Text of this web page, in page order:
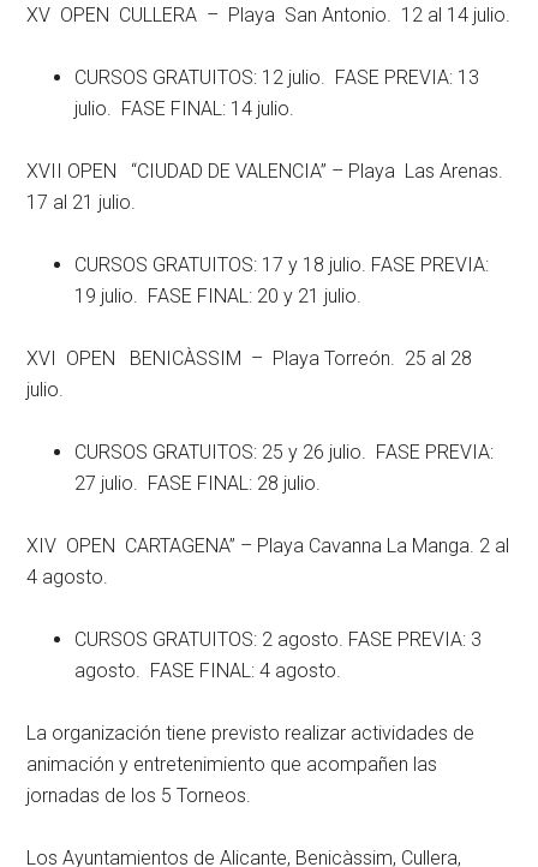
XV OPEN CULLERA – Playa San Antonio. 12 al 14 julio.
CURSOS GRATUITOS: 12 julio. FASE PREVIA: 13
julio. FASE FINAL: 14 julio.
XVII OPEN “CIUDAD DE VALENCIA” – Playa Las Arenas.
17 al 21 julio.
CURSOS GRATUITOS: 17 y 18 julio. FASE PREVIA:
19 julio. FASE FINAL: 20 y 21 julio.
XVI OPEN BENICÀSSIM – Playa Torreón. 25 al 28
julio.
CURSOS GRATUITOS: 25 y 26 julio. FASE PREVIA:
27 julio. FASE FINAL: 28 julio.
XIV OPEN CARTAGENA” – Playa Cavanna La Manga. 2 al
4 agosto.
CURSOS GRATUITOS: 2 agosto. FASE PREVIA: 3
agosto. FASE FINAL: 4 agosto.
La organización tiene previsto realizar actividades de
animación y entretenimiento que acompañen las
jornadas de los 5 Torneos.
Los Ayuntamientos de Alicante, Benicàssim, Cullera,